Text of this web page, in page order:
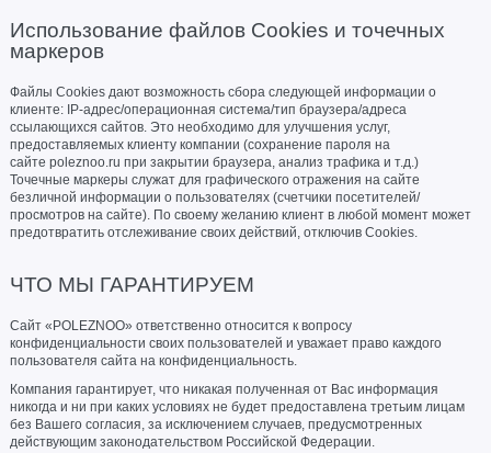
Использование файлов Cookies и точечных
маркеров
Файлы Cookies дают возможность сбора следующей информации о
клиенте: IP-адрес/операционная система/тип браузера/адреса
ссылающихся сайтов. Это необходимо для улучшения услуг,
предоставляемых клиенту компании (сохранение пароля на
сайте poleznoo.ru при закрытии браузера, анализ трафика и т.д.)
Точечные маркеры служат для графического отражения на сайте
безличной информации о пользователях (счетчики посетителей/
просмотров на сайте). По своему желанию клиент в любой момент может
предотвратить отслеживание своих действий, отключив Cookies.
ЧТО МЫ ГАРАНТИРУЕМ
Cайт «POLEZNOO» ответственно относится к вопросу
конфиденциальности своих пользователей и уважает право каждого
пользователя сайта на конфиденциальность.
Компания гарантирует, что никакая полученная от Вас информация
никогда и ни при каких условиях не будет предоставлена третьим лицам
без Вашего согласия, за исключением случаев, предусмотренных
действующим законодательством Российской Федерации.